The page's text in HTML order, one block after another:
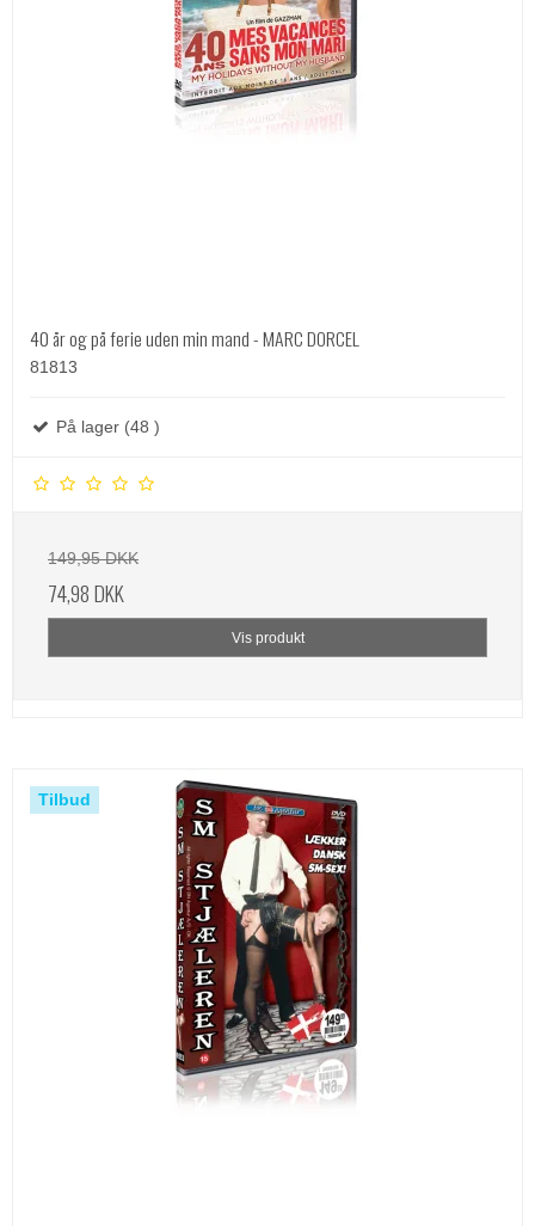
40 år og på ferie uden min mand - MARC DORCEL
81813
På lager (48 )
149,95 DKK
74,98 DKK
Vis produkt
Tilbud